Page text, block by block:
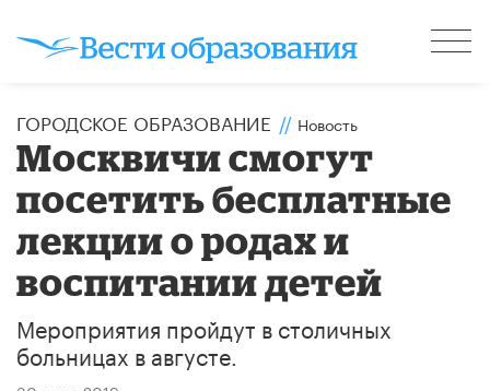
ГОРОДСКОЕ ОБРАЗОВАНИЕ // Новость
Москвичи смогут
посетить бесплатные
лекции о родах и
воспитании детей
Мероприятия пройдут в столичных
больницах в августе.